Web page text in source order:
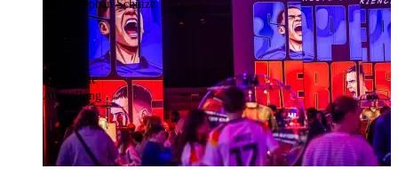
Stephan Schütze
Kategorie
Ausstellung